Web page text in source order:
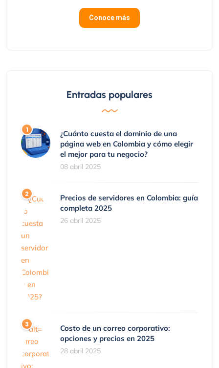
Conoce más
Entradas populares
¿Cuánto cuesta el dominio de una
página web en Colombia y cómo elegir
el mejor para tu negocio?
08 abril 2025
Precios de servidores en Colombia: guía
completa 2025
26 abril 2025
Costo de un correo corporativo:
opciones y precios en 2025
28 abril 2025